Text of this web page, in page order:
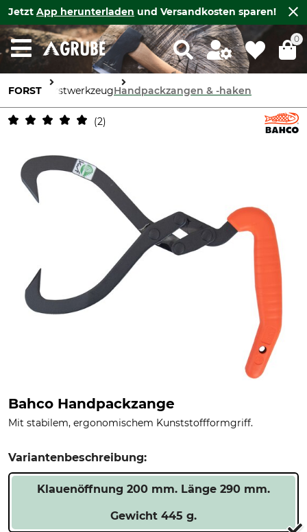
Jetzt App herunterladen und Versandkosten sparen!
0
FORST ForstwerkzeugHandpackzangen & -haken
2
Bahco Handpackzange
Mit stabilem, ergonomischem Kunststoffformgriff.
Variantenbeschreibung:
Klauenöffnung 200 mm. Länge 290 mm.
Gewicht 445 g.